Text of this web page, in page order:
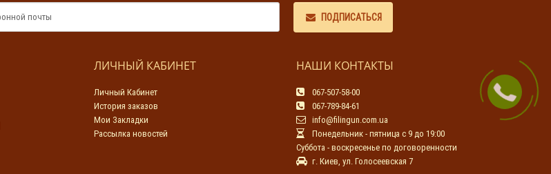
ПОДПИСАТЬСЯ
ЛИЧНЫЙ КАБИНЕТ
Личный Кабинет
История заказов
Мои Закладки
Рассылка новостей
НАШИ КОНТАКТЫ
067-507-58-00
067-789-84-61
info@filingun.com.ua
Понедельник - пятница с 9 до 19:00
Суббота - воскресенье по договоренности
г. Киев, ул. Голосеевская 7